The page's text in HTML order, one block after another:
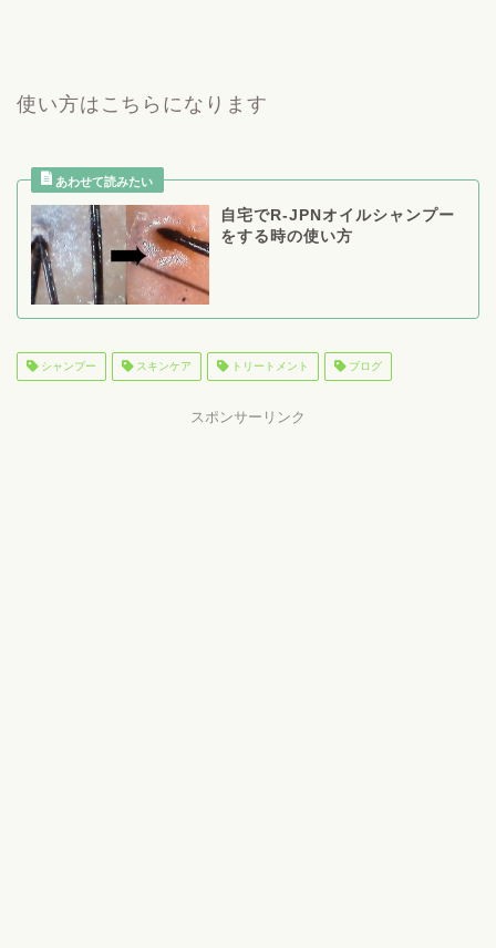
使い方はこちらになります
自宅でR-JPNオイルシャンプー
をする時の使い方
シャンプー スキンケア トリートメント ブログ
スポンサーリンク